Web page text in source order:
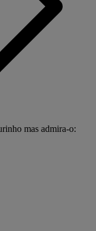
mas admira-o: